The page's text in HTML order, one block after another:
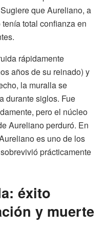
que Aureliano, a
total confianza en
rápidamente
años de su reinado) y
la muralla se
durante siglos. Fue
pero el núcleo
Aureliano perduró. En
es uno de los
prácticamente
éxito
y muerte